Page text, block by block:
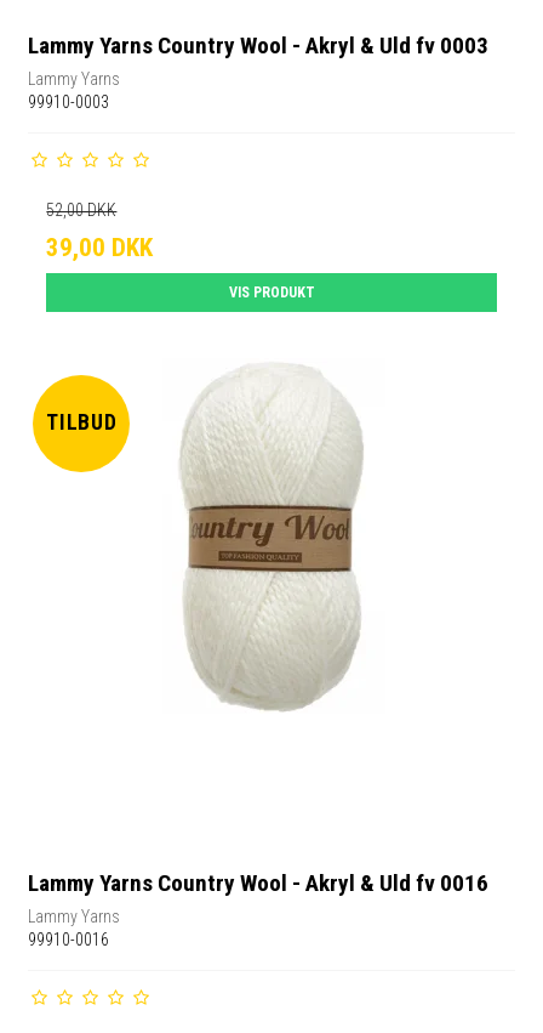
Lammy Yarns Country Wool - Akryl & Uld fv 0003
Lammy Yarns
99910-0003
52,00 DKK
39,00 DKK
VIS PRODUKT
TILBUD
Lammy Yarns Country Wool - Akryl & Uld fv 0016
Lammy Yarns
99910-0016